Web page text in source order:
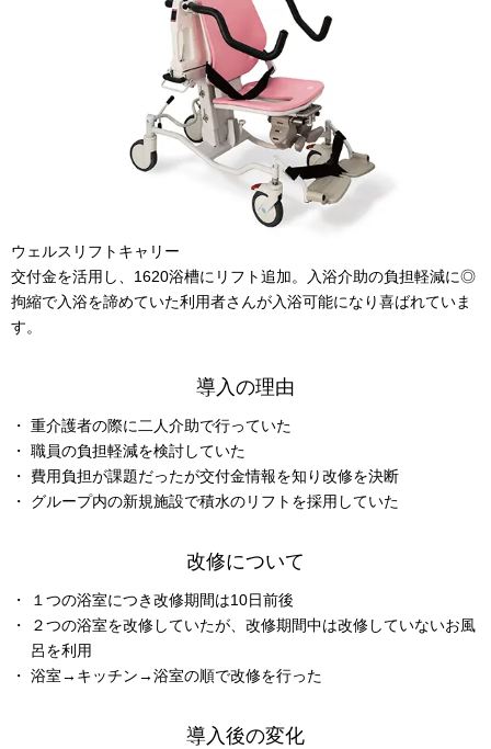
ウェルスリフトキャリー
交付金を活用し、1620浴槽にリフト追加。入浴介助の負担軽減に◎
拘縮で入浴を諦めていた利用者さんが入浴可能になり喜ばれていま
す。
導入の理由
重介護者の際に二人介助で行っていた
職員の負担軽減を検討していた
費用負担が課題だったが交付金情報を知り改修を決断
グループ内の新規施設で積水のリフトを採用していた
改修について
１つの浴室につき改修期間は10日前後
２つの浴室を改修していたが、改修期間中は改修していないお風
呂を利用
浴室→キッチン→浴室の順で改修を行った
導入後の変化